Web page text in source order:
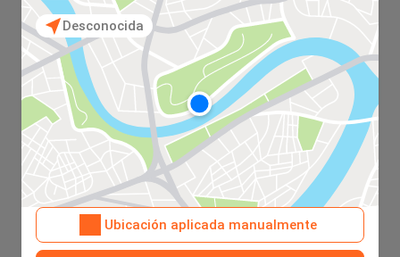
Desconocida
Ubicación aplicada manualmente